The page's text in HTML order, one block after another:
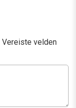
Vereiste velden